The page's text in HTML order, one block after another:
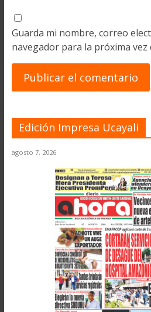
Guarda mi nombre, correo
navegador para la próxima vez
Edición Impresa Ucayali
agosto 7, 2026